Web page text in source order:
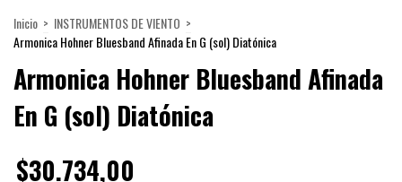
Inicio > INSTRUMENTOS DE VIENTO >
Armonica Hohner Bluesband Afinada En G (sol) Diatónica
Armonica Hohner Bluesband Afinada
En G (sol) Diatónica
$30.734,00